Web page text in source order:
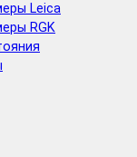
Leica
RGK